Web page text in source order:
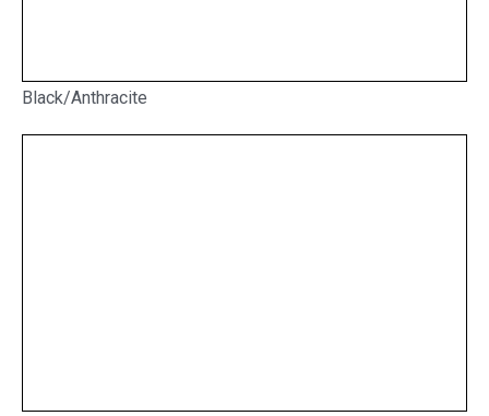
Black/Anthracite